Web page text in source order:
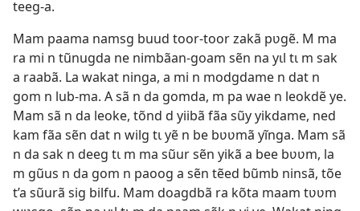
teeg-a.
Mam paama namsg buud toor-toor zakã pʋgẽ. M ma
ra mi n tũnugda ne nimbãan-goam sẽn na yɩl tɩ m sak
a raabã. La wakat ninga, a mi n modgdame n dat n
gom n lub-ma. A sã n da gomda, m pa wae n leokdẽ ye.
Mam sã n da leoke, tõnd d yiibã fãa sũy yikdame, ned
kam fãa sẽn dat n wilg tɩ yẽ n be bʋʋmã yĩnga. Mam sã
n da sak n deeg tɩ m ma sũur sẽn yikã a bee bʋʋm, la
m gũus n da gom n paoog a sẽn tẽed bũmb ninsã, tõe
t’a sũurã sig bilfu. Mam doagdbã ra kõta maam tʋʋm